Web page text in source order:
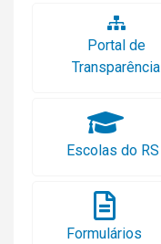
Portal de
Transparência
Escolas do RS
Formulários